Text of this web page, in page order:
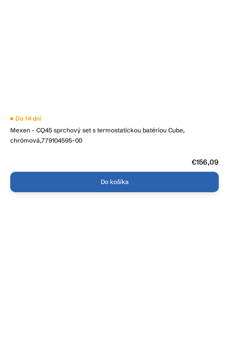
Mexen - CQ45 sprchový set s termostatickou batériou Cube,
chrómová,779104595-00
Do 14 dní
€156,09
Do košíka